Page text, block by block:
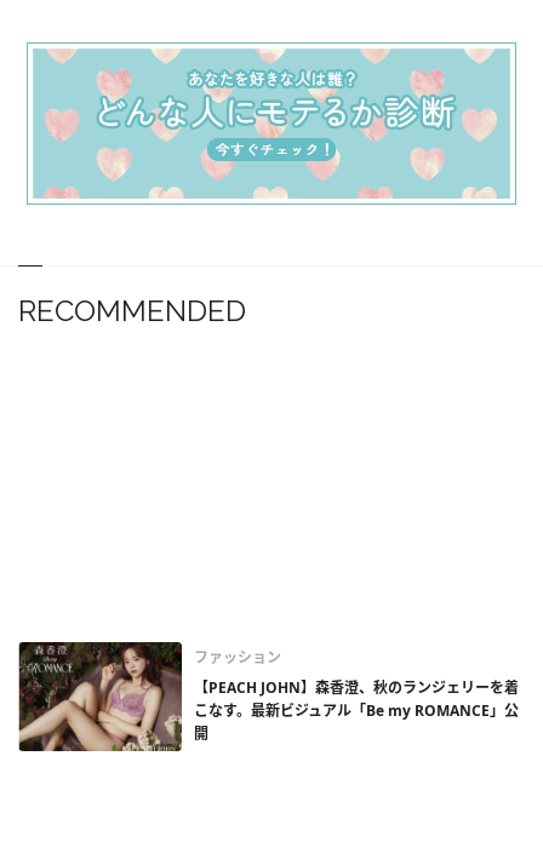
RECOMMENDED
ファッション
【PEACH JOHN】森香澄、秋のランジェリーを着
こなす。最新ビジュアル「Be my ROMANCE」公
開